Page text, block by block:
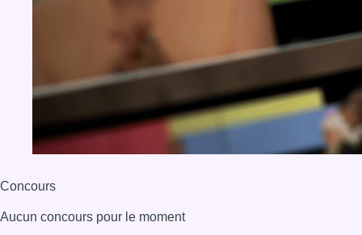
Concours
Aucun concours pour le moment